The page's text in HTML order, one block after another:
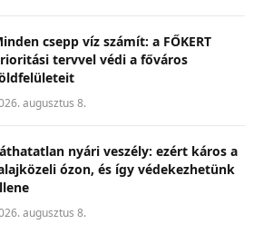
csepp víz számít: a FŐKERT
tervvel védi a főváros
augusztus 8.
nyári veszély: ezért káros a
ózon, és így védekezhetünk
augusztus 8.